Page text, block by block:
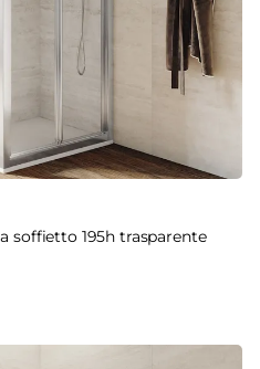
soffietto 195h trasparente